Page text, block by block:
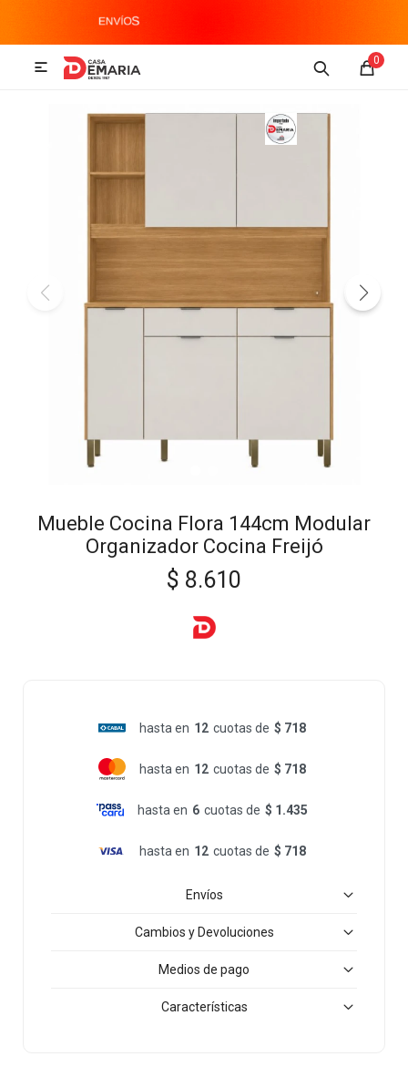
0

Mueble Cocina Flora 144cm Modular
Organizador Cocina Freijó
$ 8.610
hasta en 12 cuotas de $ 718
hasta en 12 cuotas de $ 718
hasta en 6 cuotas de $ 1.435
hasta en 12 cuotas de $ 718
Envíos
Cambios y Devoluciones
Medios de pago
Características
Imagen y Sonido Hogar